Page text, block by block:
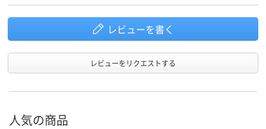
レビューを書く
レビューをリクエストする
人気の商品